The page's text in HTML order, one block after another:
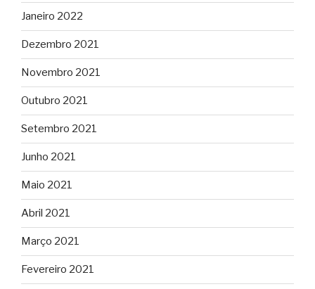
Janeiro 2022
Dezembro 2021
Novembro 2021
Outubro 2021
Setembro 2021
Junho 2021
Maio 2021
Abril 2021
Março 2021
Fevereiro 2021